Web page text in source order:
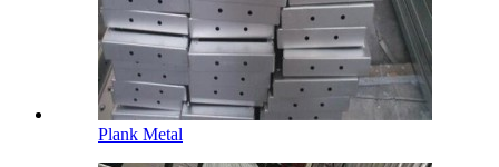
Plank Metal